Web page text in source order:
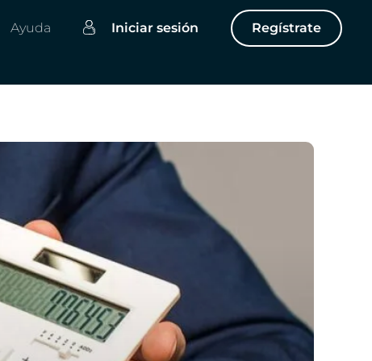
Ayuda Iniciar sesión Regístrate